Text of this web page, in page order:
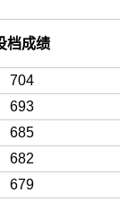
档成绩
704
693
685
682
679